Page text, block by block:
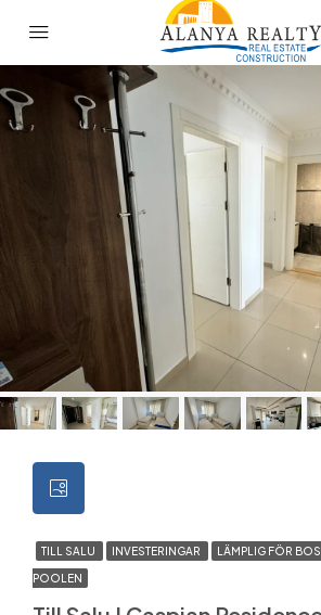
TILL SALU INVESTERINGAR LÄMPLIG FÖR
POOLEN